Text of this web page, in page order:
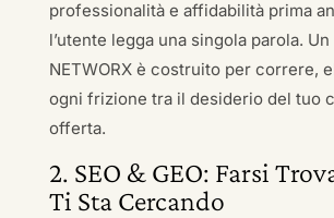
professionalità e affidabilità prima
l’utente legga una singola parola.
NETWORX è costruito per correre,
ogni frizione tra il desiderio del tuo
offerta.
2. SEO & GEO: Farsi
Ti Sta Cercando